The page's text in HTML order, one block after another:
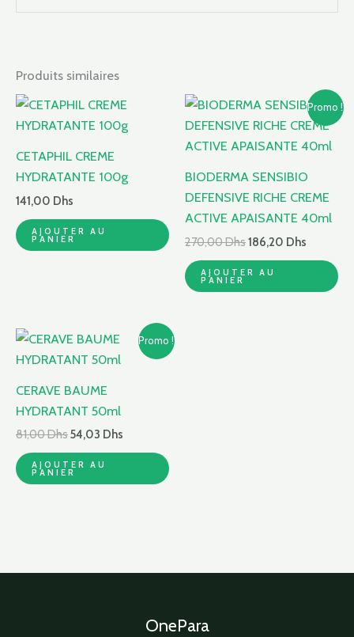
Produits similaires
CETAPHIL CREME
HYDRATANTE 100g
141,00 Dhs
AJOUTER AU
PANIER
Promo !
BIODERMA SENSIBIO
DEFENSIVE RICHE CREME
ACTIVE APAISANTE 40ml
270,00Dhs
Le
initial
était :
186,20 Dhs
Le
prix
actuel
est :
AJOUTER AU
PANIER
Promo !
CERAVE BAUME
HYDRATANT 50ml
81,00Dhs
Le
initial
81,00 Dhs.
54,03 Dhs
prix
AJOUTER AU
PANIER
OnePara